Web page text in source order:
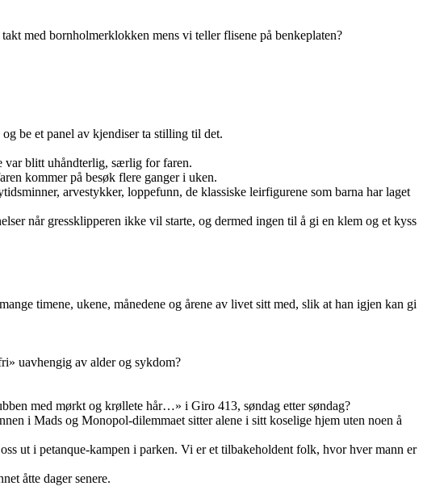
med bornholmerklokken mens vi teller flisene på benkeplaten?
be et panel av kjendiser ta stilling til det.
var blitt uhåndterlig, særlig for faren.
kommer på besøk flere ganger i uken.
arvestykker, loppefunn, de klassiske leirfigurene som barna har laget
når gressklipperen ikke vil starte, og dermed ingen til å gi en klem og et kyss
timene, ukene, månedene og årene av livet sitt med, slik at han igjen kan gi
uavhengig av alder og sykdom?
med mørkt og krøllete hår…» i Giro 413, søndag etter søndag?
i Mads og Monopol-dilemmaet sitter alene i sitt koselige hjem uten noen å
ut i petanque-kampen i parken. Vi er et tilbakeholdent folk, hvor hver mann er
åtte dager senere.